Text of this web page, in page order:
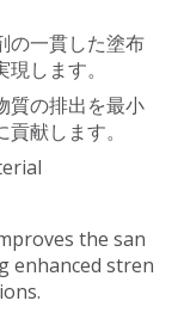
の一貫した塗布
します。
質の排出を最小
献します。
the san
enhanced stren